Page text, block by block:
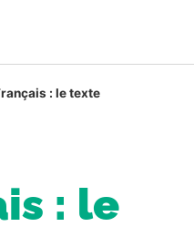
: le texte
: le